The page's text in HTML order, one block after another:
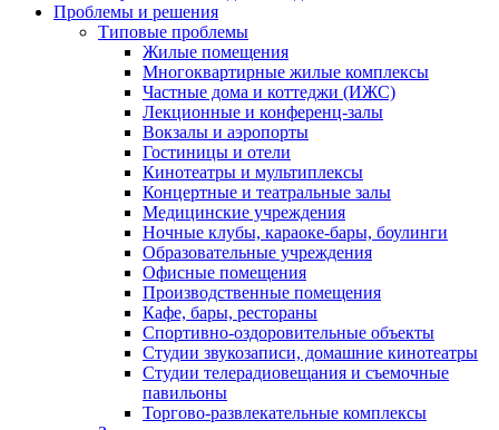
Проблемы и решения
Типовые проблемы
Жилые помещения
Многоквартирные жилые комплексы
Частные дома и коттеджи (ИЖС)
Лекционные и конференц-залы
Вокзалы и аэропорты
Гостиницы и отели
Кинотеатры и мультиплексы
Концертные и театральные залы
Медицинские учреждения
Ночные клубы, караоке-бары, боулинги
Образовательные учреждения
Офисные помещения
Производственные помещения
Кафе, бары, рестораны
Спортивно-оздоровительные объекты
Студии звукозаписи, домашние кинотеатры
Студии телерадиовещания и съемочные
павильоны
Торгово-развлекательные комплексы